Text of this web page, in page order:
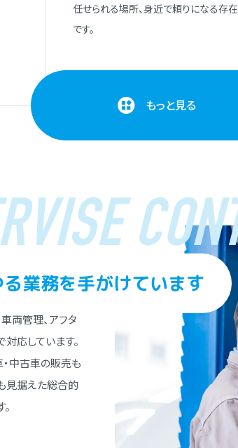
任せられる場所、⾝近で頼りになる存在
です。
もっと見る
業務を⼿がけています
両管理、アフタ
応しています。
中古⾞の販売も
⾒据えた総合的